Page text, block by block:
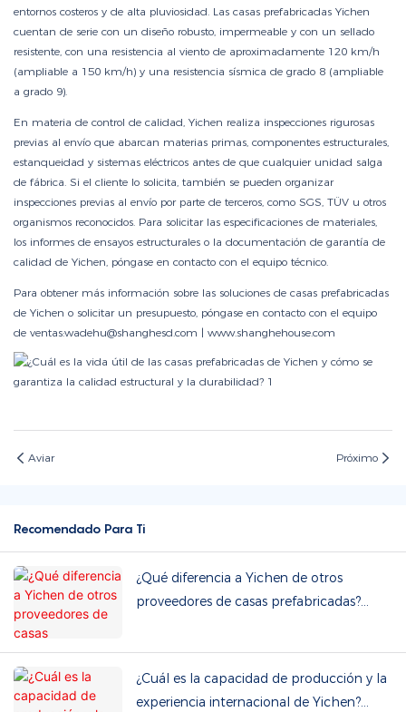
entornos costeros y de alta pluviosidad. Las casas prefabricadas Yichen
cuentan de serie con un diseño robusto, impermeable y con un sellado
resistente, con una resistencia al viento de aproximadamente 120 km/h
(ampliable a 150 km/h) y una resistencia sísmica de grado 8 (ampliable
a grado 9).
En materia de control de calidad, Yichen realiza inspecciones rigurosas
previas al envío que abarcan materias primas, componentes estructurales,
estanqueidad y sistemas eléctricos antes de que cualquier unidad salga
de fábrica. Si el cliente lo solicita, también se pueden organizar
inspecciones previas al envío por parte de terceros, como SGS, TÜV u otros
organismos reconocidos. Para solicitar las especificaciones de materiales,
los informes de ensayos estructurales o la documentación de garantía de
calidad de Yichen, póngase en contacto con el equipo técnico.
Para obtener más información sobre las soluciones de casas prefabricadas
de Yichen o solicitar un presupuesto, póngase en contacto con el equipo
de ventas:wadehu@shanghesd.com | www.shanghehouse.com
Aviar Próximo
Recomendado Para Ti
¿Qué diferencia a Yichen de otros
proveedores de casas prefabricadas?
¿Cuál es la capacidad de producción y la
experiencia internacional de Yichen?